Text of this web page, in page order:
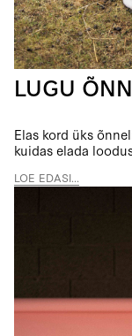
LUGU
Elas kord üks
kuidas elada
LOE EDASI...